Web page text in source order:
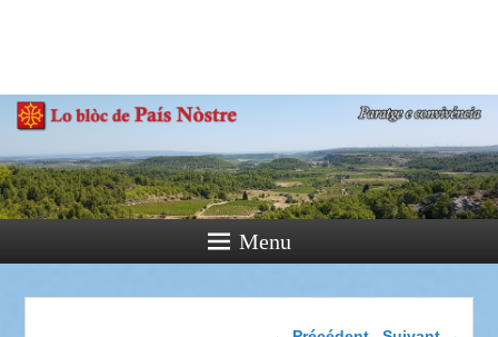
Paratge e Convivència
Menu
Navigation dans les